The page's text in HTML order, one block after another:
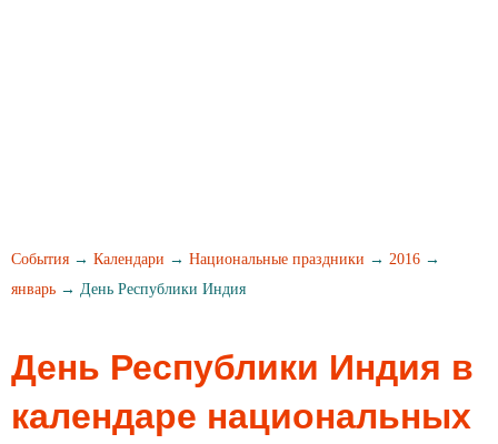
События → Календари → Национальные праздники → 2016 →
январь → День Республики Индия
День Республики Индия в
календаре национальных